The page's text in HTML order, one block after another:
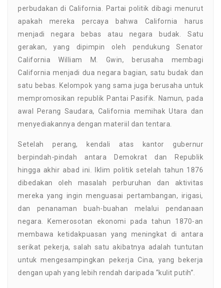
perbudakan di California. Partai politik dibagi menurut
apakah mereka percaya bahwa California harus
menjadi negara bebas atau negara budak. Satu
gerakan, yang dipimpin oleh pendukung Senator
California William M. Gwin, berusaha membagi
California menjadi dua negara bagian, satu budak dan
satu bebas. Kelompok yang sama juga berusaha untuk
mempromosikan republik Pantai Pasifik. Namun, pada
awal Perang Saudara, California memihak Utara dan
menyediakannya dengan materiil dan tentara.
Setelah perang, kendali atas kantor gubernur
berpindah-pindah antara Demokrat dan Republik
hingga akhir abad ini. Iklim politik setelah tahun 1876
dibedakan oleh masalah perburuhan dan aktivitas
mereka yang ingin menguasai pertambangan, irigasi,
dan penanaman buah-buahan melalui pendanaan
negara. Kemerosotan ekonomi pada tahun 1870-an
membawa ketidakpuasan yang meningkat di antara
serikat pekerja, salah satu akibatnya adalah tuntutan
untuk mengesampingkan pekerja Cina, yang bekerja
dengan upah yang lebih rendah daripada “kulit putih”.